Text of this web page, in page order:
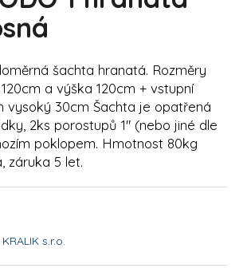
šachta hranatá. Rozměry
a výška 120cm + vstupní
vysoký 30cm Šachta je opatřená
2ks porostupů 1" (nebo jiné dle
poklopem. Hmotnost 80kg
záruka 5 let.
s.r.o.